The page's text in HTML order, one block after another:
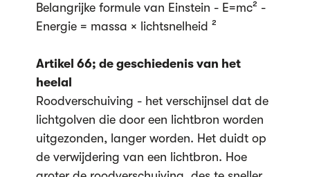
Belangrijke formule van Einstein - E=mc² -
Energie = massa × lichtsnelheid ²
Artikel 66; de geschiedenis van het
heelal
Roodverschuiving - het verschijnsel dat de
lichtgolven die door een lichtbron worden
uitgezonden, langer worden. Het duidt op
de verwijdering van een lichtbron. Hoe